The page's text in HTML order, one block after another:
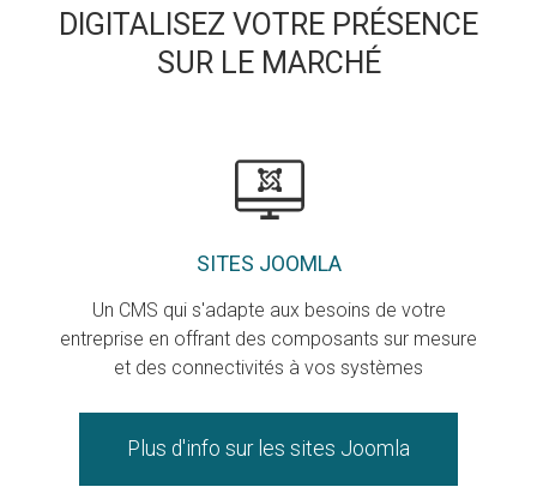
DIGITALISEZ VOTRE PRÉSENCE
SUR LE MARCHÉ
SITES JOOMLA
Un CMS qui s'adapte aux besoins de votre
entreprise en offrant des composants sur mesure
et des connectivités à vos systèmes
Plus d'info sur les sites Joomla